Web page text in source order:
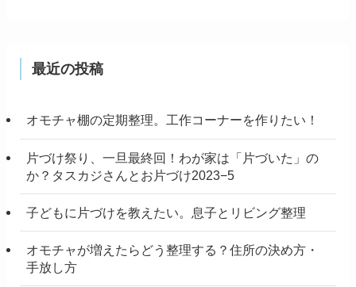
最近の投稿
オモチャ棚の定期整理。工作コーナーを作りたい！
片づけ祭り、一旦最終回！わが家は「片づいた」の
か？タスカジさんとお片づけ2023−5
子どもに片づけを教えたい。息子とリビング整理
オモチャが増えたらどう整理する？住所の決め方・
手放し方